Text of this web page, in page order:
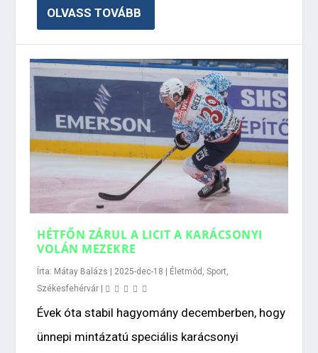
OLVASS TOVÁBB
HÉTFŐN ZÁRUL A LICIT A KARÁCSONYI
VOLÁN MEZEKRE
Írta: Mátay Balázs 2025-dec-18 Életmód ,Sport,
Székesfehérvár
Évek óta stabil hagyomány decemberben, hogy
ünnepi mintázatú speciális karácsonyi